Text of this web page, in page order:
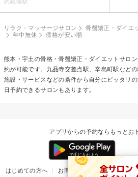
リラク・マッサージサロン 骨盤矯正・ダイエ
年中無休
価格が安い順
熊本・宇土の骨格・骨盤矯正・ダイエット サロ
約が可能です。九品寺交差点駅、辛島町駅など
施設・サービスなどの条件から自分にピッタリ
日予約できるサロンもあります。
アプリからの予約ならもっとお
はじめての方へ お問い合わせ ヘルプ